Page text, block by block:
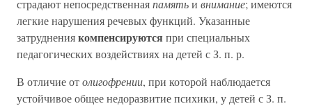
страдают непосредственнаяпамятьи внимание; имеются
легкие нарушения речевых функций. Указанные
затруднениякомпенсируются при специальных
педагогических воздействиях на детей с З. п. р.
В отличие отолигофрении, при которой наблюдается
устойчивое общее недоразвитие психики, у детей с З. п.